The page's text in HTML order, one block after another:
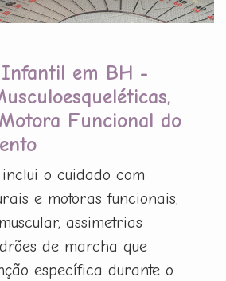
em BH -
Funcional do
o cuidado com
e motoras funcionais,
assimetrias
de marcha que
específica durante o